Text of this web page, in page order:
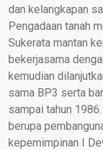
dan kelangkapan
Pengadaan tanah
Sukerata mantan
bekerjasama
kemudian
sama BP3 serta
sampai tahun
berupa
kepemimpinan I